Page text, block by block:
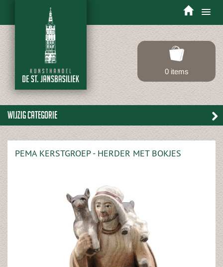
Toggle
0 items
Wijzig categorie
PEMA KERSTGROEP - HERDER MET BOKJES